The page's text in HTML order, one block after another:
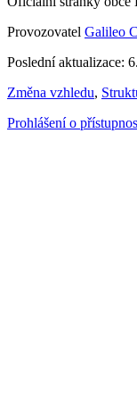
Provozovatel Galileo
Poslední aktualizace:
Změna vzhledu,
Prohlášení o